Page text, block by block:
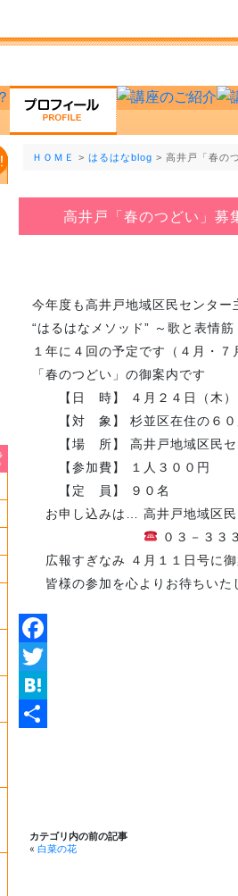
ＨＯＭＥ > はるはなblog > 高井戸「春の
高井戸「春のつどい」募
今年度も高井戸地域区民センター
“はるはなメソッド” ～歌と表情
１年に４回の予定です（４月・
「春のつどい」の御案内です
【日 時】 ４月２４日（木）
【対 象】 杉並区在住の６０
【場 所】 高井戸地域区民セ
【参加費】 １人３００円
【定 員】 ９０名
お申し込みは… 高井戸地域区民
０３－３３
広報すぎなみ ４月１１日号に
皆様の参加を心よりお待ち
Facebook
Twitter
Hatena
カテゴリ内の前の記事
« 白菜の花